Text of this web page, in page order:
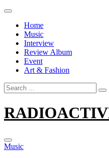
Skip
contentHome
Music
Interview
Review Album
Event
Art & Fashion
Search
for:
Music